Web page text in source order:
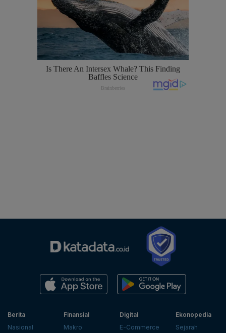
Berita
Nasional
Finansial
Makro
Digital
E-Commerce
Ekonopedia
Sejarah